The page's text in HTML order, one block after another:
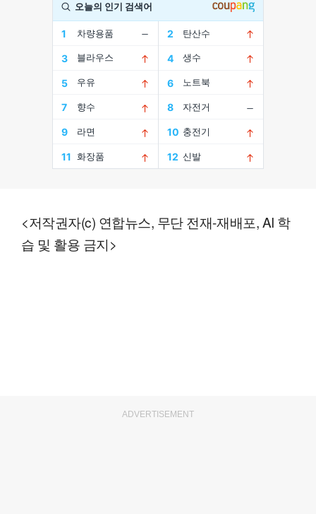
<저작권자(c) 연합뉴스, 무단 전재-재배포, AI 학
습 및 활용 금지>
ADVERTISEMENT